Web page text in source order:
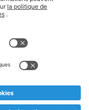
légales
et jusqu'à
nous serions
et TVA incl.
a été adoptée